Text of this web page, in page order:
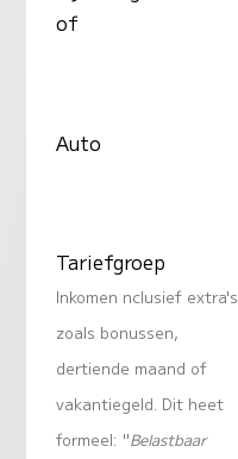
of
Auto
Tariefgroep
Inkomen nclusief extra's
zoals bonussen,
dertiende maand of
vakantiegeld. Dit heet
formeel: "Belastbaar